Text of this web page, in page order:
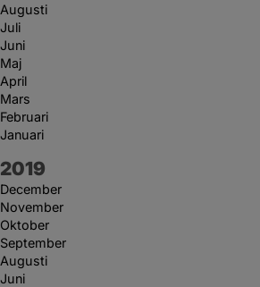
Augusti
Juli
Juni
Maj
April
Mars
Februari
Januari
År:
2019
December
November
Oktober
September
Augusti
Juni